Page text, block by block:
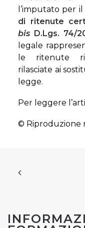
l’imputato per
di ritenute
bis D.Lgs. 74/
legale
le ritenute
rilasciate ai
legge.
Per leggere
© Riproduzione